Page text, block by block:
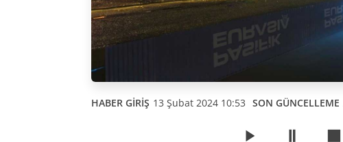
HABER GİRİŞ 13 Şubat 2024 10:53 SON GÜNCELLEME